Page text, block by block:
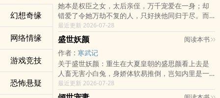
幻想奇缘
网络情缘
游戏竞技
恐怖悬疑
她本是权臣之女，太后亲侄，万千宠爱在一身；却
错爱了令她万劫不复的人，只好挟他同归于尽。而
今她傅明珠有幸重生，且看她如何一雪前耻，斗仇
敌，勇退婚；她誓要做那人上人，覆手化雨翻手
云！新书《凤门嫡女》..
最近更新 2026-07-28
盛世妖颜 阅读本书
作者 : 寒武记
关于盛世妖颜：重生在大夏皇朝的盛思颜看上去是
人畜无害小白兔，身娇体软易推倒，岂知内里是一
只从不吃亏的腹黑多智小狐狸。小狐狸择夫，自然
慧眼独具。于是盛思颜发现自己千挑万选，捡到一
最近更新 2026-07-28